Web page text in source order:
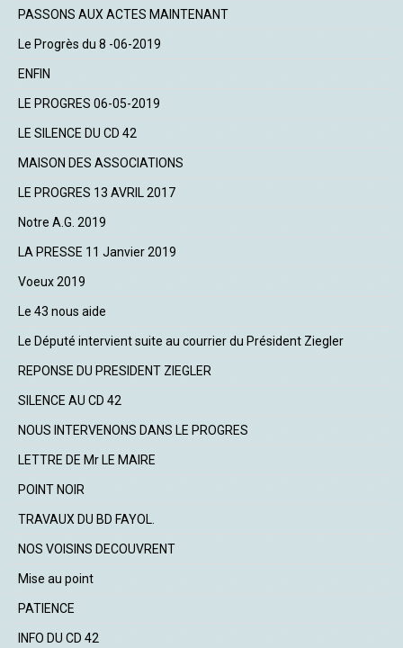
PASSONS AUX ACTES MAINTENANT
Le Progrès du 8 -06-2019
ENFIN
LE PROGRES 06-05-2019
LE SILENCE DU CD 42
MAISON DES ASSOCIATIONS
LE PROGRES 13 AVRIL 2017
Notre A.G. 2019
LA PRESSE 11 Janvier 2019
Voeux 2019
Le 43 nous aide
Le Député intervient suite au courrier du Président Ziegler
REPONSE DU PRESIDENT ZIEGLER
SILENCE AU CD 42
NOUS INTERVENONS DANS LE PROGRES
LETTRE DE Mr LE MAIRE
POINT NOIR
TRAVAUX DU BD FAYOL.
NOS VOISINS DECOUVRENT
Mise au point
PATIENCE
INFO DU CD 42